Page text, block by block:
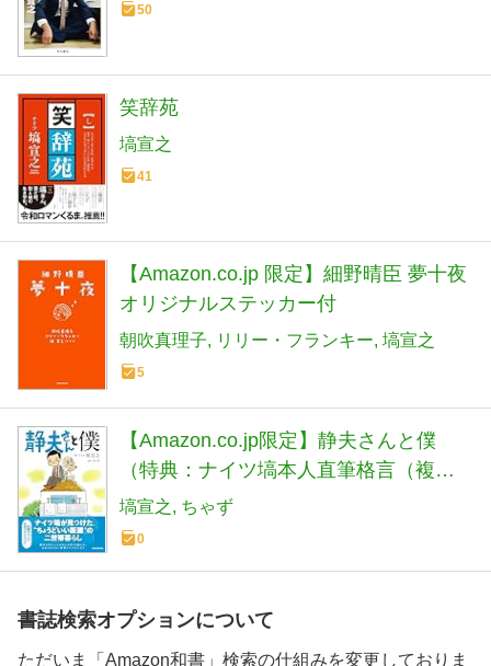
50
笑辞苑
塙宣之
41
【Amazon.co.jp 限定】細野晴臣 夢十夜
オリジナルステッカー付
朝吹真理子 リリー・フランキー 塙宣之
5
【Amazon.co.jp限定】静夫さんと僕
（特典：ナイツ塙本人直筆格言（複
写）入りしおり1枚）
塙宣之 ちゃず
0
書誌検索オプションについて
ただいま「Amazon和書」検索の仕組みを変更しておりま